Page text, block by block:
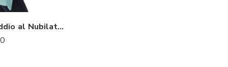
Borse per Addio al Nubilato Personalizzate con Nome Sposa (6-8-10 pz) + 1 Omaggio “Bride to be”